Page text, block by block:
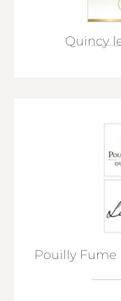
Quincy
Pouilly Fume